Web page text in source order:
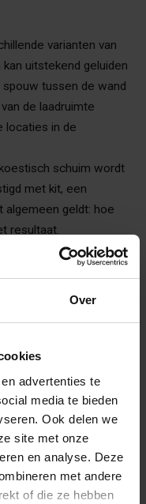
Over
advertenties te
media te bieden
Ook delen we
site met onze
en analyse. Deze
met andere
of die ze hebben
varianten van
kan uitstekend geluiden
tussen de wand
de laadruimte
locaties in de
schuim wordt
met kit, een
algemeen geldt: hoe
resultaat.
waaronder:
rijervaring
de bestuurder.
zoals de
dat de lading gaat
te minimaliseren,
bitumen